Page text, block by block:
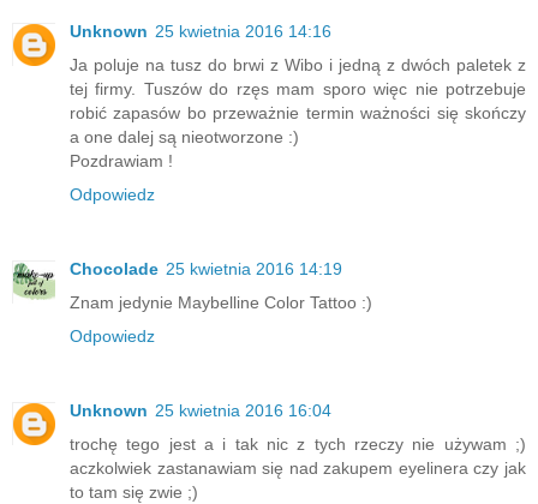
Unknown 25 kwietnia 2016 14:16
Ja poluje na tusz do brwi z Wibo i jedną z dwóch paletek z
tej firmy. Tuszów do rzęs mam sporo więc nie potrzebuje
robić zapasów bo przeważnie termin ważności się skończy
a one dalej są nieotworzone :)
Pozdrawiam !
Odpowiedz
Chocolade 25 kwietnia 2016 14:19
Znam jedynie Maybelline Color Tattoo :)
Odpowiedz
Unknown 25 kwietnia 2016 16:04
trochę tego jest a i tak nic z tych rzeczy nie używam ;)
aczkolwiek zastanawiam się nad zakupem eyelinera czy jak
to tam się zwie ;)